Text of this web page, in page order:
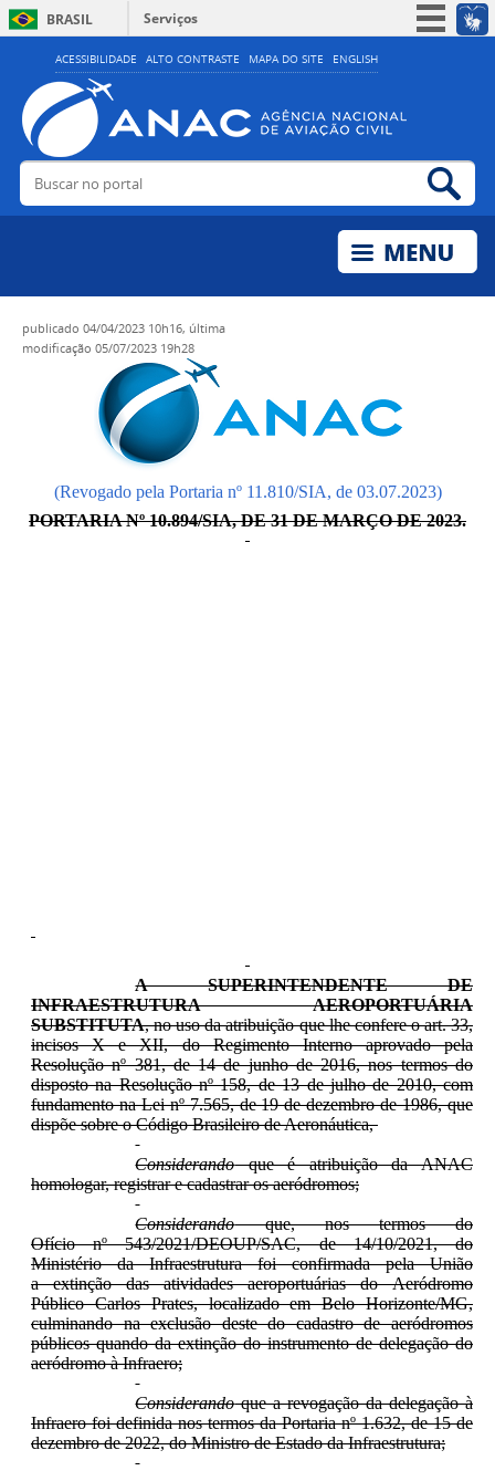
ACESSIBILIDADE ALTO CONTRASTE MAPA DO SITE ENGLISH
BRASIL
Serviços
Simplifique!
Acesso à informação
Legislação
Buscar no portal
publicado 04/04/2023 10h16, última
modificação 05/07/2023 19h28
(Revogado pela Portaria nº 11.810/SIA, de 03.07.2023)
PORTARIA Nº 10.894/SIA, DE 31 DE MARÇO DE 2023.
A SUPERINTENDENTE DE
INFRAESTRUTURA AEROPORTUÁRIA
SUBSTITUTA, no uso da atribuição que lhe confere o art. 33,
incisos X e XII, do Regimento Interno aprovado pela
Resolução nº 381, de 14 de junho de 2016, nos termos do
disposto na Resolução nº 158, de 13 de julho de 2010, com
fundamento na Lei nº 7.565, de 19 de dezembro de 1986, que
dispõe sobre o Código Brasileiro de Aeronáutica,
Considerandoque é atribuição da ANAC
homologar, registrar e cadastrar os aeródromos;
Considerandoque, nos termos do
Ofício nº 543/2021/DEOUP/SAC, de 14/10/2021, do
Ministério da Infraestrutura foi confirmada pela União
a extinção das atividades aeroportuárias do Aeródromo
Público Carlos Prates, localizado em Belo Horizonte/MG,
culminando na exclusão deste do cadastro de aeródromos
públicos quando da extinção do instrumento de delegação do
aeródromo à Infraero;
Considerandoque a revogação da delegação à
Infraero foi definida nos termos da Portaria nº 1.632, de 15 de
dezembro de 2022, do Ministro de Estado da Infraestrutura;